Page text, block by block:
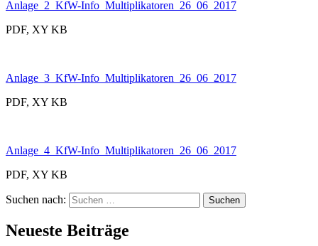
Anlage_2_KfW-Info_Multiplikatoren_26_06_2017
PDF, XY KB
Anlage_3_KfW-Info_Multiplikatoren_26_06_2017
PDF, XY KB
Anlage_4_KfW-Info_Multiplikatoren_26_06_2017
PDF, XY KB
Suchen nach:
Neueste Beiträge